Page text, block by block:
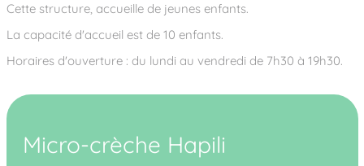
Cette structure, accueille de jeunes enfants.
La capacité d'accueil est de 10 enfants.
Horaires d'ouverture : du lundi au vendredi de 7h30 à 19h30.
Micro-crèche Hapili